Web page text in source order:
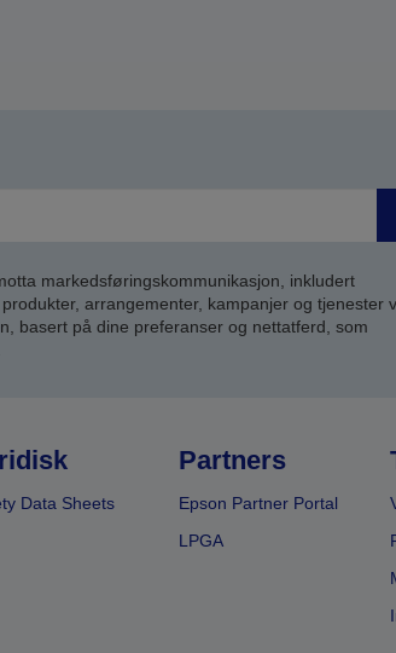
markedsføringskommunikasjon, inkludert
arrangementer, kampanjer og tjenester
basert på dine preferanser og nettatferd, som
Data Sheets
Partners
Epson Partner Portal
LPGA